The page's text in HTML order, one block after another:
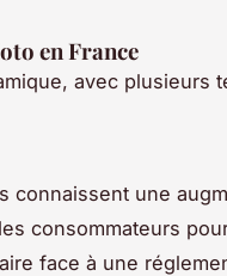
en France
avec plusieurs
connaissent une
consommateurs
face à une